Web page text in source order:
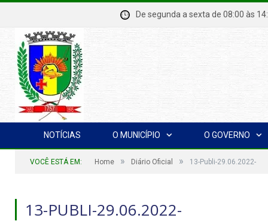
De segunda a sexta de 08:00
NOTÍCIAS O MUNICÍPIO O GOVERNO
VOCÊ ESTÁ EM: Home » Diário Oficial » 13-Publi-29.06.2022-
13-PUBLI-29.06.2022-